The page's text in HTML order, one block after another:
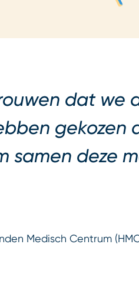
dat we
gekozen
samen deze
Medisch Centrum